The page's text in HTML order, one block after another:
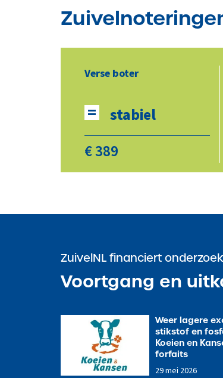
Verse boter
stabiel
€ 389
ZuivelNL financiert
Voortgang en
Weer lagere
stikstof en
Koeien en
forfaits
29 mei 2026